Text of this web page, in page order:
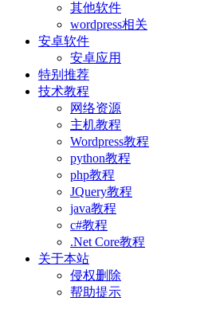
其他软件
wordpress相关
安卓软件
安卓应用
特别推荐
技术教程
网络资源
主机教程
Wordpress教程
python教程
php教程
JQuery教程
java教程
c#教程
.Net Core教程
关于本站
侵权删除
帮助提示